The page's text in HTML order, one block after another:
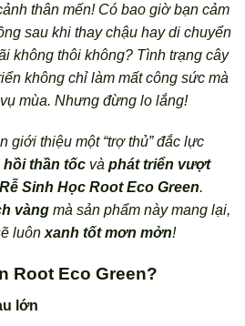
thân mến! Có bao giờ bạn cảm
sau khi thay chậu hay di chuyển
không thôi không? Tình trạng cây
không chỉ làm mất công sức mà
mùa. Nhưng đừng lo lắng!
giới thiệu một “trợ thủ” đắc lực
hồi thần tốc và phát triển vượt
Sinh Học Root Eco Green.
vàng mà sản phẩm này mang lại,
luôn xanh tốt mơn mởn!
Root Eco Green?
lớn